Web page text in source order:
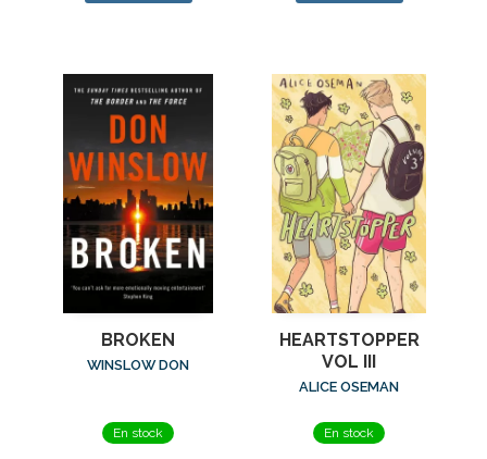
BROKEN
WINSLOW DON
En stock
HEARTSTOPPER
VOL III
ALICE OSEMAN
En stock